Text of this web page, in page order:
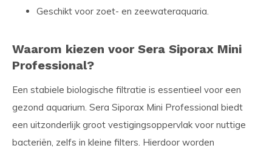
Geschikt voor zoet- en zeewateraquaria.
Waarom kiezen voor Sera Siporax Mini
Professional?
Een stabiele biologische filtratie is essentieel voor een
gezond aquarium. Sera Siporax Mini Professional biedt
een uitzonderlijk groot vestigingsoppervlak voor nuttige
bacteriën, zelfs in kleine filters. Hierdoor worden